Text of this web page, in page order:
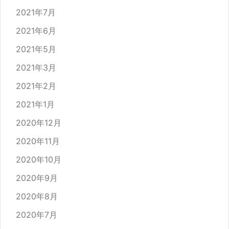
2021年7月
2021年6月
2021年5月
2021年3月
2021年2月
2021年1月
2020年12月
2020年11月
2020年10月
2020年9月
2020年8月
2020年7月